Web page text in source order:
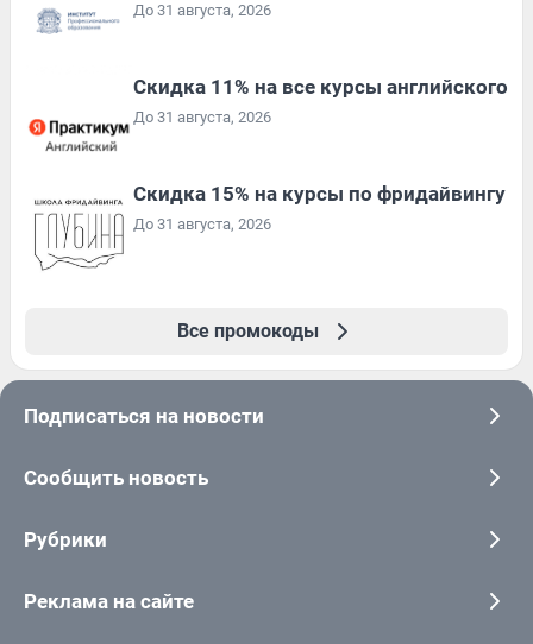
До 31 августа, 2026
Скидка 11% на все курсы английского
До 31 августа, 2026
Скидка 15% на курсы по фридайвингу
До 31 августа, 2026
Все промокоды
Подписаться на новости
Сообщить новость
Рубрики
Реклама на сайте